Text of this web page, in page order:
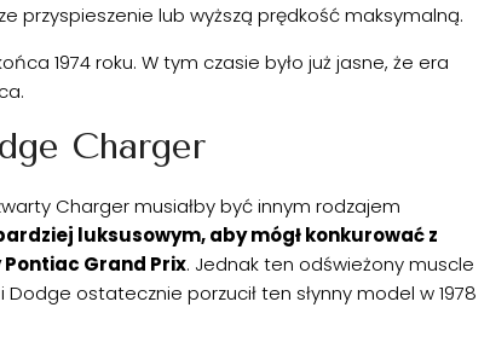
przyspieszenie lub wyższą prędkość maksymalną.
1974 roku. W tym czasie było już jasne, że era
Charger
Charger musiałby być innym rodzajem
luksusowym, aby mógł konkurować z
Grand Prix. Jednak ten odświeżony muscle
ostatecznie porzucił ten słynny model w 1978